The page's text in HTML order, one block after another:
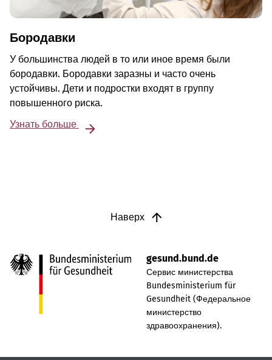
Бородавки
У большинства людей в то или иное время были
бородавки. Бородавки заразны и часто очень
устойчивы. Дети и подростки входят в группу
повышенного риска.
Узнать больше
Наверх
gesund.bund.de
Сервис министерства
Bundesministerium für
Gesundheit (Федеральное
министерство
здравоохранения).